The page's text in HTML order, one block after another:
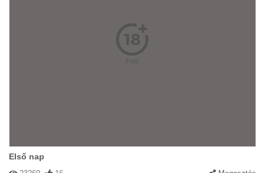
Első nap